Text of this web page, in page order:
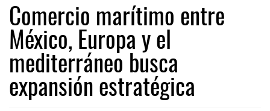
Comercio marítimo entre
México, Europa y el
mediterráneo busca
expansión estratégica